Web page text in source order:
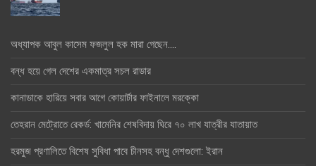
অধ্যাপক আবুল কাসেম ফজলুল হক মারা গেছেন….
বন্ধ হয়ে গেল দেশের একমাত্র সচল রাডার
কানাডাকে হারিয়ে সবার আগে কোয়ার্টার ফাইনালে মরক্কো
তেহরান মেট্রোতে রেকর্ড: খামেনির শেষবিদায় ঘিরে ৭০ লাখ যাত্রীর যাতায়াত
হরমুজ প্রণালিতে বিশেষ সুবিধা পাবে চীনসহ বন্ধু দেশগুলো: ইরান